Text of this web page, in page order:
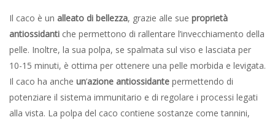
Il caco è un alleato di bellezza, grazie alle sue proprietà
antiossidanti che permettono di rallentare l’invecchiamento della
pelle. Inoltre, la sua polpa, se spalmata sul viso e lasciata per
10-15 minuti, è ottima per ottenere una pelle morbida e levigata.
Il caco ha anche un’azione antiossidante permettendo di
potenziare il sistema immunitario e di regolare i processi legati
alla vista. La polpa del caco contiene sostanze come tannini,